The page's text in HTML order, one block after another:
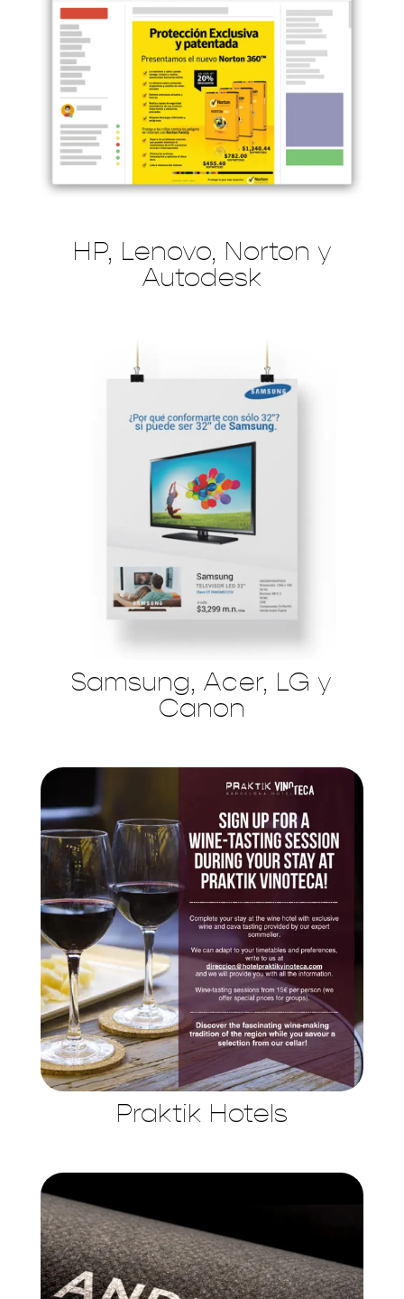
HP, Lenovo, Norton y
Autodesk
Samsung, Acer, LG y
Canon
Praktik Hotels